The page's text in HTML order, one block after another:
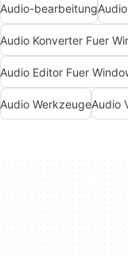
Audio-bearbeitung
Audio Konverter Fuer
Audio Editor Fuer
Audio WerkzeugeAudio